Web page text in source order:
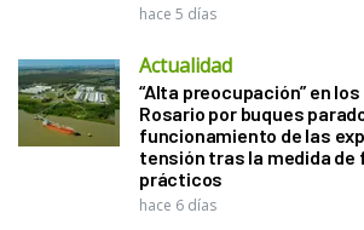
hace 5 días
Actualidad
“Alta preocupación” en
Rosario por buques
funcionamiento de las
tensión tras la medida de
prácticos
hace 6 días